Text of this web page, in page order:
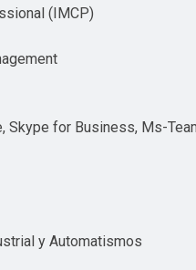
(IMCP)
for Business, Ms-
y Automatismos